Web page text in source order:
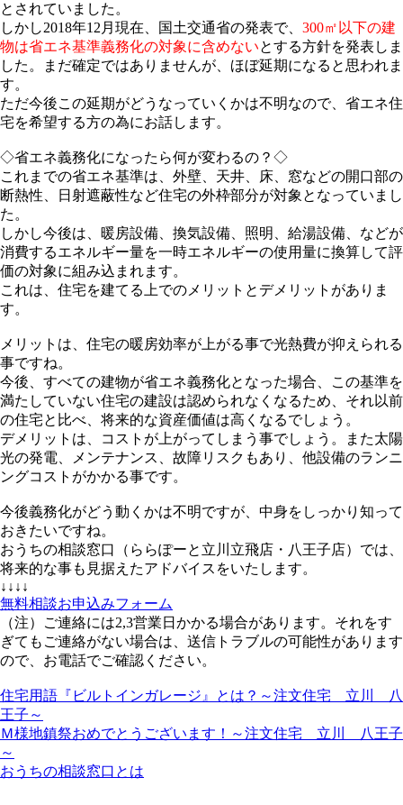
とされていました。
しかし2018年12月現在、国土交通省の発表で、 300㎡以下の建
物は省エネ基準義務化の対象に含めないとする方針を発表しま
した。まだ確定ではありませんが、ほぼ延期になると思われま
す。
ただ今後この延期がどうなっていくかは不明なので、省エネ住
宅を希望する方の為にお話します。
◇省エネ義務化になったら何が変わるの？◇
これまでの省エネ基準は、外壁、天井、床、窓などの開口部の
断熱性、日射遮蔽性など住宅の外枠部分が対象となっていまし
た。
しかし今後は、暖房設備、換気設備、照明、給湯設備、などが
消費するエネルギー量を一時エネルギーの使用量に換算して評
価の対象に組み込まれます。
これは、住宅を建てる上でのメリットとデメリットがありま
す。
メリットは、住宅の暖房効率が上がる事で光熱費が抑えられる
事ですね。
今後、すべての建物が省エネ義務化となった場合、この基準を
満たしていない住宅の建設は認められなくなるため、それ以前
の住宅と比べ、将来的な資産価値は高くなるでしょう。
デメリットは、コストが上がってしまう事でしょう。また太陽
光の発電、メンテナンス、故障リスクもあり、他設備のランニ
ングコストがかかる事です。
今後義務化がどう動くかは不明ですが、中身をしっかり知って
おきたいですね。
おうちの相談窓口（ららぽーと立川立飛店・八王子店）では、
将来的な事も見据えたアドバイスをいたします。
↓↓↓↓
無料相談お申込みフォーム
（注）ご連絡には2,3営業日かかる場合があります。それをす
ぎてもご連絡がない場合は、送信トラブルの可能性があります
ので、お電話でご確認ください。
住宅用語『ビルトインガレージ』とは？～注文住宅 立川 八
王子～
Ｍ様地鎮祭おめでとうございます！～注文住宅 立川 八王子
～
おうちの相談窓口とは